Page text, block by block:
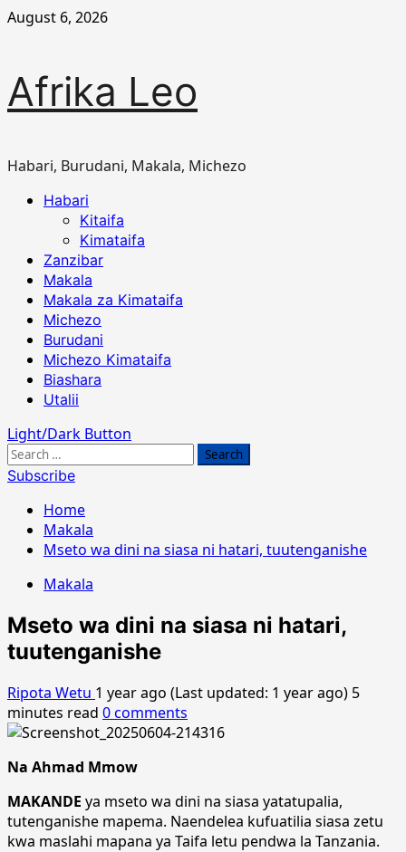
Skip
August 6, 2026
Afrika Leo
Habari, Burudani, Makala, Michezo
PrimaryHabari
Kitaifa
Kimataifa
Zanzibar
Makala
Makala za Kimataifa
Michezo
Burudani
Michezo Kimataifa
Biashara
Utalii
Light/Dark Button
Search
for:
Subscribe
Home
Makala
Mseto wa dini na siasa ni hatari, tuutenganishe
Makala
Mseto wa dini na siasa ni hatari,
tuutenganishe
Ripota Wetu 1 year ago (Last updated: 1 year ago) 5
minutes read 0 comments
Na Ahmad Mmow
MAKANDE ya mseto wa dini na siasa yatatupalia,
tutenganishe mapema. Naendelea kufuatilia siasa zetu
kwa maslahi mapana ya Taifa letu pendwa la Tanzania.